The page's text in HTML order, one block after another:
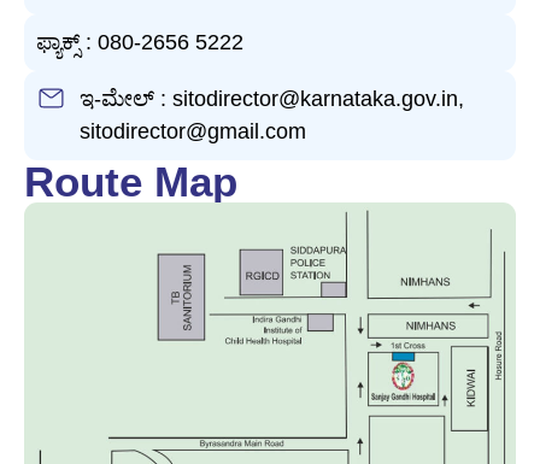
ಫ್ಯಾಕ್ಸ್ : 080-2656 5222
ಇ-ಮೇಲ್ : sitodirector@karnataka.gov.in,
sitodirector@gmail.com
Route Map